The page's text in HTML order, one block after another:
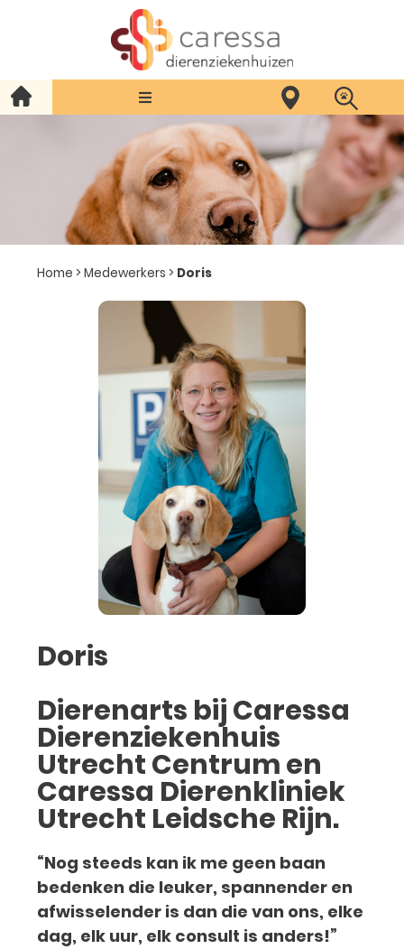
Home > Medewerkers > Doris
Doris
Dierenarts bij Caressa
Dierenziekenhuis
Utrecht Centrum en
Caressa Dierenkliniek
Utrecht Leidsche Rijn.
“Nog steeds kan ik me geen baan
bedenken die leuker, spannender en
afwisselender is dan die van ons, elke
dag, elk uur, elk consult is anders!”